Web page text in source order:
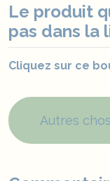
Le produit
pas dans la
Cliquez sur ce
Autres